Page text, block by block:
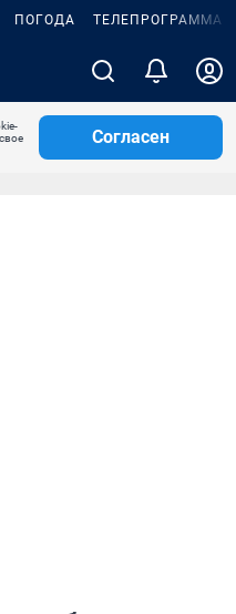
ПОГОДА ТЕЛЕПРОГРАММА
Согласен